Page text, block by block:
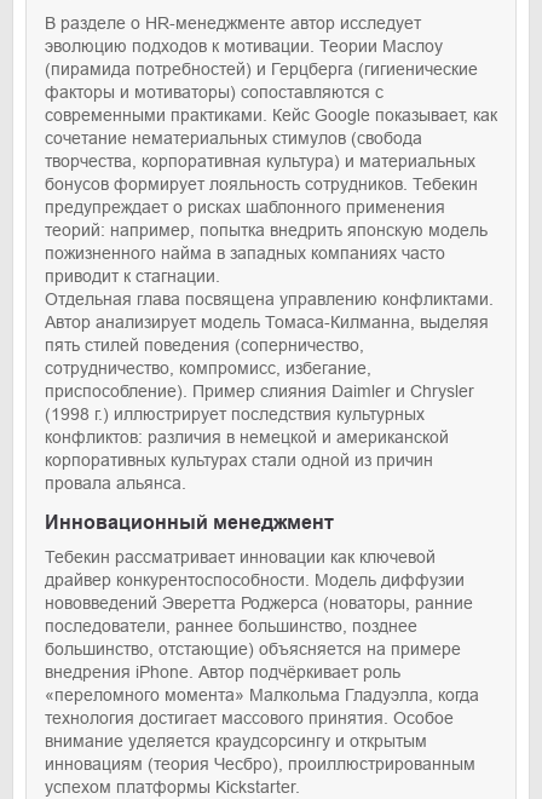
В разделе о HR-менеджменте автор исследует
эволюцию подходов к мотивации. Теории Маслоу
(пирамида потребностей) и Герцберга (гигиенические
факторы и мотиваторы) сопоставляются с
современными практиками. Кейс Google показывает, как
сочетание нематериальных стимулов (свобода
творчества, корпоративная культура) и материальных
бонусов формирует лояльность сотрудников. Тебекин
предупреждает о рисках шаблонного применения
теорий: например, попытка внедрить японскую модель
пожизненного найма в западных компаниях часто
приводит к стагнации.
Отдельная глава посвящена управлению конфликтами.
Автор анализирует модель Томаса-Килманна, выделяя
пять стилей поведения (соперничество,
сотрудничество, компромисс, избегание,
приспособление). Пример слияния Daimler и Chrysler
(1998 г.) иллюстрирует последствия культурных
конфликтов: различия в немецкой и американской
корпоративных культурах стали одной из причин
провала альянса.
Инновационный менеджмент
Тебекин рассматривает инновации как ключевой
драйвер конкурентоспособности. Модель диффузии
нововведений Эверетта Роджерса (новаторы, ранние
последователи, раннее большинство, позднее
большинство, отстающие) объясняется на примере
внедрения iPhone. Автор подчёркивает роль
«переломного момента» Малкольма Гладуэлла, когда
технология достигает массового принятия. Особое
внимание уделяется краудсорсингу и открытым
инновациям (теория Чесбро), проиллюстрированным
успехом платформы Kickstarter.